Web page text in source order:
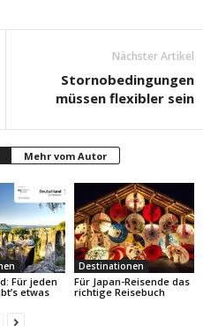
Nächster Artikel
Stornobedingungen
müssen flexibler sein
Mehr vom Autor
Für jeden
etwas
Destinationen
Für Japan-Reisende das
richtige Reisebuch